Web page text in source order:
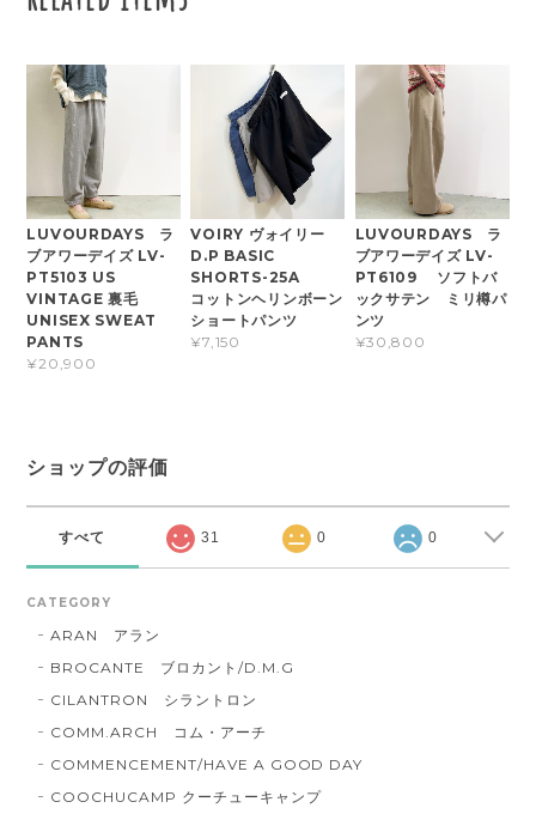
LUVOURDAYS ラ
ブアワーデイズ LV-
PT5103 US
VINTAGE 裏毛
UNISEX SWEAT
PANTS
¥20,900
VOIRY ヴォイリー
D.P BASIC
SHORTS-25A
コットンヘリンボーン
ショートパンツ
¥7,150
LUVOURDAYS ラ
ブアワーデイズ LV-
PT6109 ソフトバ
ックサテン ミリ樽パ
ンツ
¥30,800
ショップの評価
すべて 31 0 0
CATEGORY
ARAN アラン
BROCANTE ブロカント/D.M.G
CILANTRON シラントロン
COMM.ARCH コム・アーチ
COMMENCEMENT/HAVE A GOOD DAY
COOCHUCAMP クーチューキャンプ